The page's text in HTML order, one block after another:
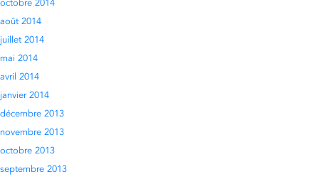
octobre 2014
août 2014
juillet 2014
mai 2014
avril 2014
janvier 2014
décembre 2013
novembre 2013
octobre 2013
septembre 2013